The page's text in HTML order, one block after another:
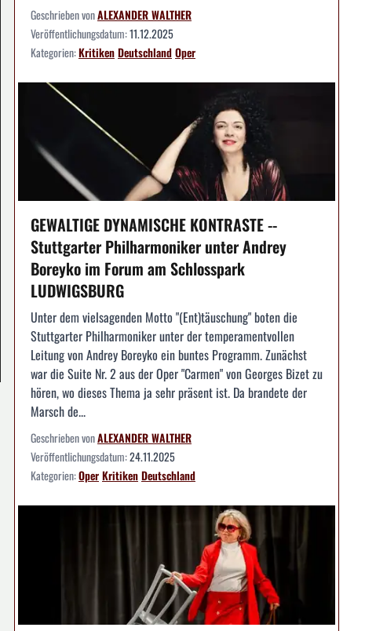
Geschrieben vonALEXANDER WALTHER
Veröffentlichungsdatum:11.12.2025
Kategorien:KritikenDeutschlandOper
GEWALTIGE DYNAMISCHE KONTRASTE --
Stuttgarter Philharmoniker unter Andrey
Boreyko im Forum am Schlosspark
LUDWIGSBURG
Unter dem vielsagenden Motto "(Ent)täuschung" boten die
Stuttgarter Philharmoniker unter der temperamentvollen
Leitung von Andrey Boreyko ein buntes Programm. Zunächst
war die Suite Nr. 2 aus der Oper "Carmen" von Georges Bizet zu
hören, wo dieses Thema ja sehr präsent ist. Da brandete der
Marsch de...
Geschrieben vonALEXANDER WALTHER
Veröffentlichungsdatum:24.11.2025
Kategorien:OperKritikenDeutschland